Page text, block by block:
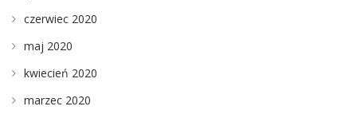
czerwiec 2020
maj 2020
kwiecień 2020
marzec 2020